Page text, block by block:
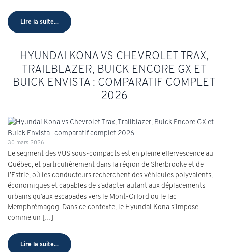
Lire la suite...
HYUNDAI KONA VS CHEVROLET TRAX,
TRAILBLAZER, BUICK ENCORE GX ET
BUICK ENVISTA : COMPARATIF COMPLET
2026
30 mars 2026
Le segment des VUS sous-compacts est en pleine effervescence au
Québec, et particulièrement dans la région de Sherbrooke et de
l’Estrie, où les conducteurs recherchent des véhicules polyvalents,
économiques et capables de s’adapter autant aux déplacements
urbains qu’aux escapades vers le Mont-Orford ou le lac
Memphrémagog. Dans ce contexte, le Hyundai Kona s’impose
comme un […]
Lire la suite...